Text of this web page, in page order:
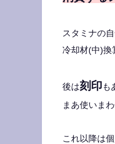
スタミナの
冷却材(中)換
後は刻印 も
まあ使いま
これ以降は